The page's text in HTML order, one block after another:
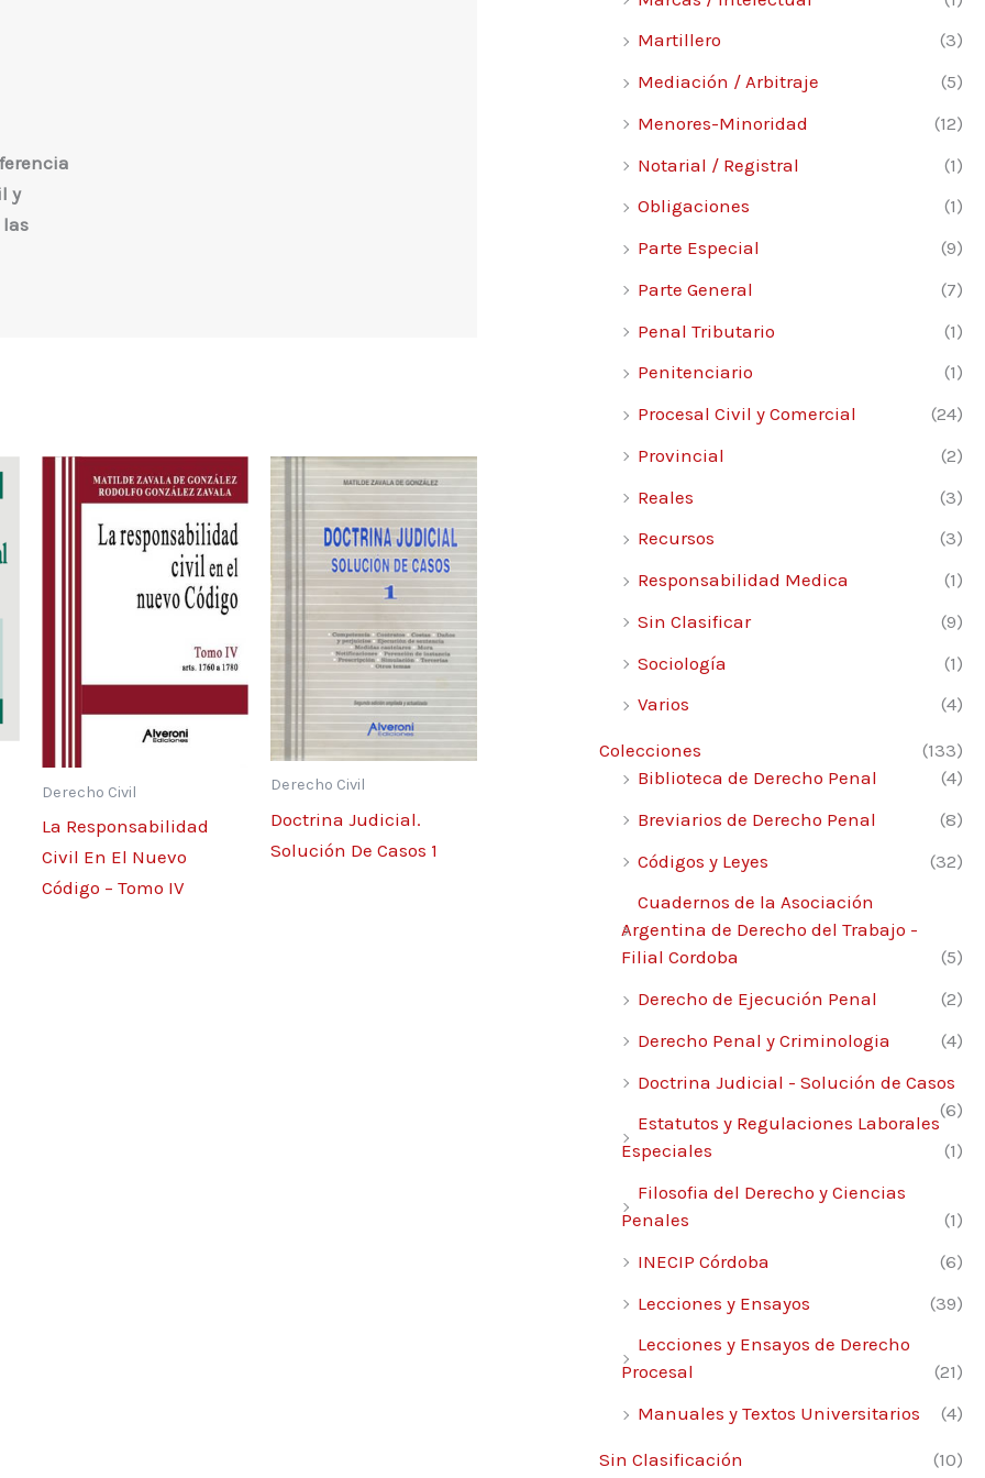
y
las
las
Derecho Civil
La Responsabilidad
Civil En El Nuevo
Código – Tomo IV
Derecho Civil
Doctrina Judicial.
Solución De Casos 1
Martillero
(3)
Mediación / Arbitraje
(5)
Menores-Minoridad
(12)
Notarial / Registral
(1)
Obligaciones
(1)
Parte Especial
(9)
Parte General
(7)
Penal Tributario
(1)
Penitenciario
(1)
Procesal Civil y Comercial
(24)
Provincial
(2)
Reales
(3)
Recursos
(3)
Responsabilidad Medica
(1)
Sin Clasificar
(9)
Sociología
(1)
Varios
(4)
Colecciones
(133)
Biblioteca de Derecho Penal
(4)
Breviarios de Derecho Penal
(8)
Códigos y Leyes
(32)
Cuadernos de la Asociación
Argentina de Derecho del Trabajo -
Filial Cordoba
(5)
Derecho de Ejecución Penal
(2)
Derecho Penal y Criminologia
(4)
Doctrina Judicial - Solución de Casos
(6)
Estatutos y Regulaciones Laborales
Especiales
(1)
Filosofia del Derecho y Ciencias
Penales
(1)
INECIP Córdoba
(6)
Lecciones y Ensayos
(39)
Lecciones y Ensayos de Derecho
Procesal
(21)
Manuales y Textos Universitarios
(4)
Sin Clasificación (10)